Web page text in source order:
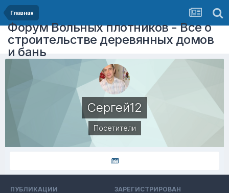
Главная
Форум Вольных плотников - Все о
строительстве деревянных домов
и бань
Сергей12
Посетители
ПУБЛИКАЦИИ ЗАРЕГИСТРИРОВАН